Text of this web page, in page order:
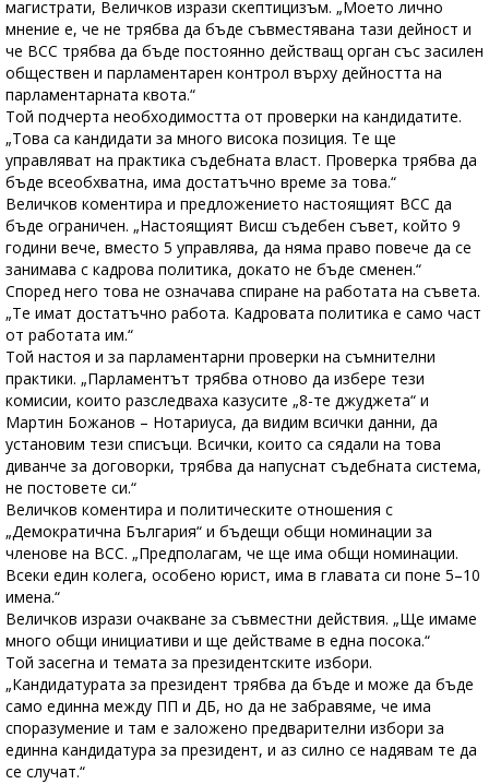
магистрати, Величков изрази скептицизъм. „Моето лично
мнение е, че не трябва да бъде съвместявана тази дейност и
че ВСС трябва да бъде постоянно действащ орган със засилен
обществен и парламентарен контрол върху дейността на
парламентарната квота.“
Той подчерта необходимостта от проверки на кандидатите.
„Това са кандидати за много висока позиция. Те ще
управляват на практика съдебната власт. Проверка трябва да
бъде всеобхватна, има достатъчно време за това.“
Величков коментира и предложението настоящият ВСС да
бъде ограничен. „Настоящият Висш съдебен съвет, който 9
години вече, вместо 5 управлява, да няма право повече да се
занимава с кадрова политика, докато не бъде сменен.“
Според него това не означава спиране на работата на съвета.
„Те имат достатъчно работа. Кадровата политика е само част
от работата им.“
Той настоя и за парламентарни проверки на съмнителни
практики. „Парламентът трябва отново да избере тези
комисии, които разследваха казусите „8-те джуджета“ и
Мартин Божанов – Нотариуса, да видим всички данни, да
установим тези списъци. Всички, които са сядали на това
диванче за договорки, трябва да напуснат съдебната система,
не постовете си.“
Величков коментира и политическите отношения с
„Демократична България“ и бъдещи общи номинации за
членове на ВСС. „Предполагам, че ще има общи номинации.
Всеки един колега, особено юрист, има в главата си поне 5–10
имена.“
Величков изрази очакване за съвместни действия. „Ще имаме
много общи инициативи и ще действаме в една посока.“
Той засегна и темата за президентските избори.
„Кандидатурата за президент трябва да бъде и може да бъде
само единна между ПП и ДБ, но да не забравяме, че има
споразумение и там е заложено предварителни избори за
единна кандидатура за президент, и аз силно се надявам те да
се случат.“